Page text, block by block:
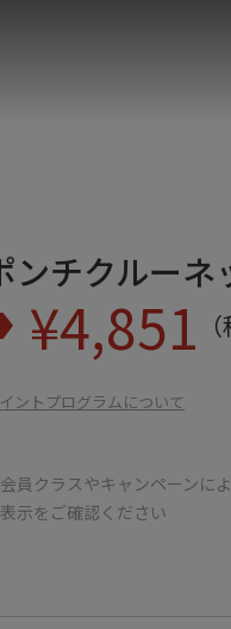
ンチクルーネ
¥4,851
ントプログラムについて
員クラスやキャンペーンに
示をご確認ください